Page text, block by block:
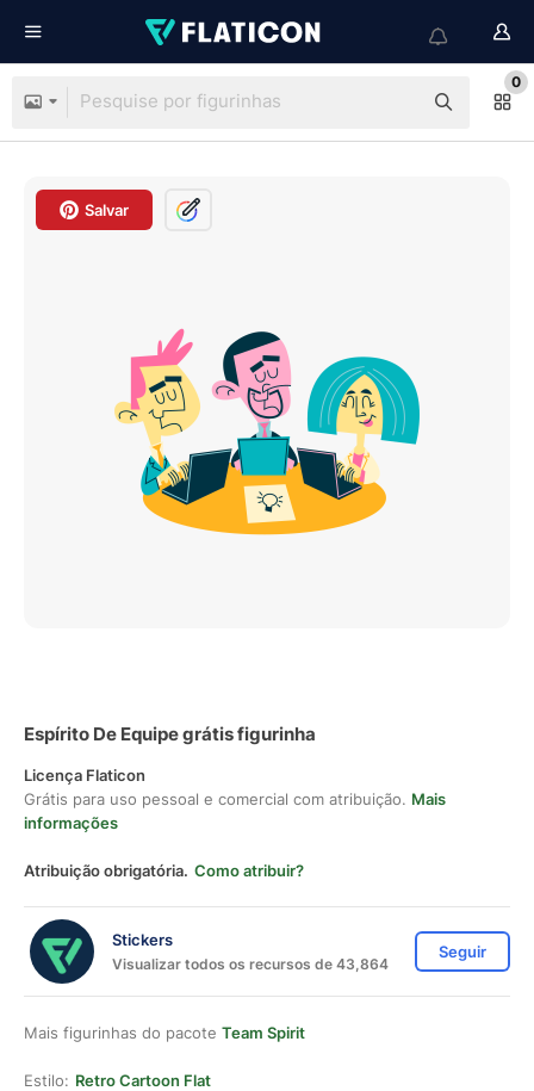
0
Salvar
Espírito De Equipe grátis figurinha
Licença Flaticon
Grátis para uso pessoal e comercial com atribuição. Mais
informações
Atribuição obrigatória. Como atribuir?
Stickers
Visualizar todos os recursos de 43,864
Seguir
Mais figurinhas do pacote Team Spirit
Estilo: Retro Cartoon Flat